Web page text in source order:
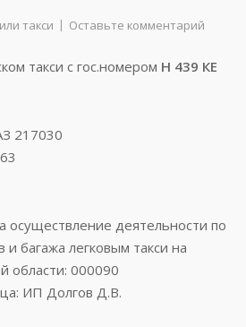
такси Оставьте комментарий
такси с гос.номером Н 439 КЕ
217030
деятельности по
и багажа легковым такси на
области: 000090
ИП Долгов Д.В.